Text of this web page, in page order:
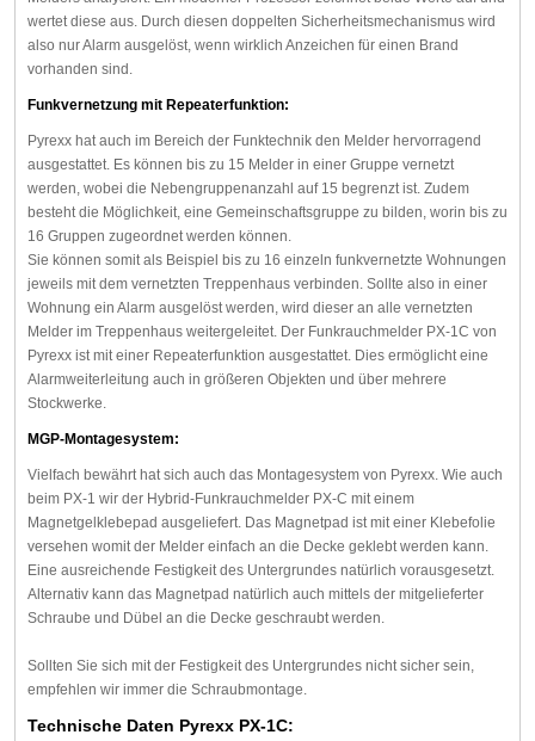
wertet diese aus. Durch diesen doppelten Sicherheitsmechanismus wird
also nur Alarm ausgelöst, wenn wirklich Anzeichen für einen Brand
vorhanden sind.
Funkvernetzung mit Repeaterfunktion:
Pyrexx hat auch im Bereich der Funktechnik den Melder hervorragend
ausgestattet. Es können bis zu 15 Melder in einer Gruppe vernetzt
werden, wobei die Nebengruppenanzahl auf 15 begrenzt ist. Zudem
besteht die Möglichkeit, eine Gemeinschaftsgruppe zu bilden, worin bis zu
16 Gruppen zugeordnet werden können.
Sie können somit als Beispiel bis zu 16 einzeln funkvernetzte Wohnungen
jeweils mit dem vernetzten Treppenhaus verbinden. Sollte also in einer
Wohnung ein Alarm ausgelöst werden, wird dieser an alle vernetzten
Melder im Treppenhaus weitergeleitet. Der Funkrauchmelder PX-1C von
Pyrexx ist mit einer Repeaterfunktion ausgestattet. Dies ermöglicht eine
Alarmweiterleitung auch in größeren Objekten und über mehrere
Stockwerke.
MGP-Montagesystem:
Vielfach bewährt hat sich auch das Montagesystem von Pyrexx. Wie auch
beim PX-1 wir der Hybrid-Funkrauchmelder PX-C mit einem
Magnetgelklebepad ausgeliefert. Das Magnetpad ist mit einer Klebefolie
versehen womit der Melder einfach an die Decke geklebt werden kann.
Eine ausreichende Festigkeit des Untergrundes natürlich vorausgesetzt.
Alternativ kann das Magnetpad natürlich auch mittels der mitgelieferter
Schraube und Dübel an die Decke geschraubt werden.
Sollten Sie sich mit der Festigkeit des Untergrundes nicht sicher sein,
empfehlen wir immer die Schraubmontage.
Technische Daten Pyrexx PX-1C: